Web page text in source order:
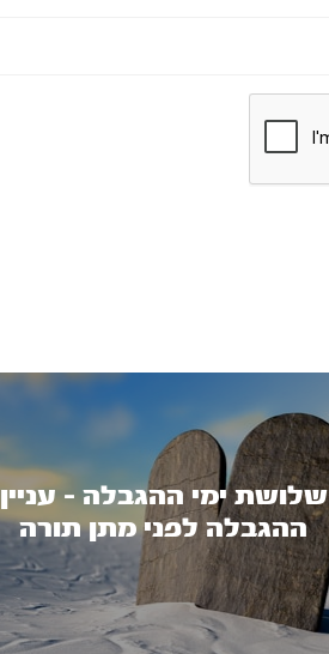
שלושת ימי ההגבלה - עניין
ההגבלה לפני מתן תורה